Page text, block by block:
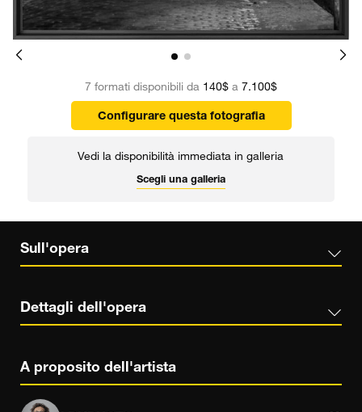
7 formati disponibili da 140$ a 7.100$
Configurare questa fotografia
Vedi la disponibilità immediata in galleria
Scegli una galleria
Sull'opera
Dettagli dell'opera
A proposito dell'artista